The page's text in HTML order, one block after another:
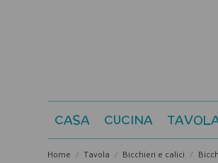
CASA CUCINA
Home Tavola Bicchieri e calici